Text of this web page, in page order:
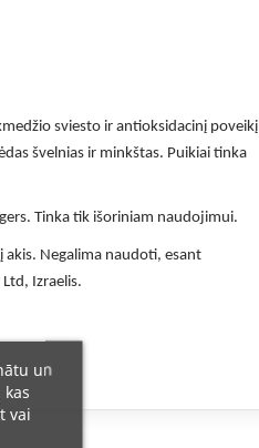
sviesto ir antioksidacinį poveikį
švelnias ir minkštas. Puikiai tinka
Tinka tik išoriniam naudojimui.
Negalima naudoti, esant
Ltd, Izraelis.
un
vai